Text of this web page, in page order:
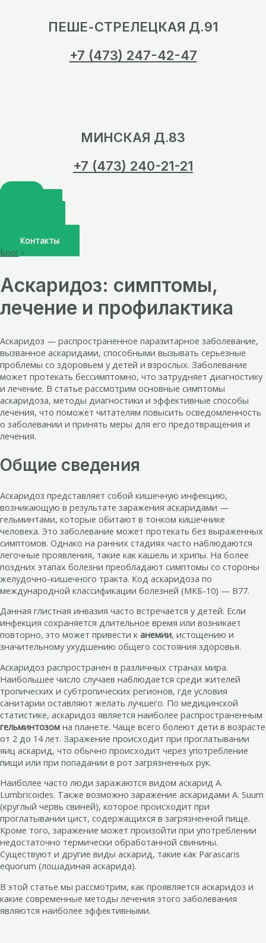
ПЕШЕ-СТРЕЛЕЦКАЯ Д.91
+7 (473) 247-42-47
МИНСКАЯ Д.83
+7 (473) 240-21-21
Контакты
Блог ›
Аскаридоз: симптомы,
лечение и профилактика
Аскаридоз — распространенное паразитарное заболевание,
вызванное аскаридами, способными вызывать серьезные
проблемы со здоровьем у детей и взрослых. Заболевание
может протекать бессимптомно, что затрудняет диагностику
и лечение. В статье рассмотрим основные симптомы
аскаридоза, методы диагностики и эффективные способы
лечения, что поможет читателям повысить осведомленность
о заболевании и принять меры для его предотвращения и
лечения.
Общие сведения
Аскаридоз представляет собой кишечную инфекцию,
возникающую в результате заражения аскаридами —
гельминтами, которые обитают в тонком кишечнике
человека. Это заболевание может протекать без выраженных
симптомов. Однако на ранних стадиях часто наблюдаются
легочные проявления, такие как кашель и хрипы. На более
поздних этапах болезни преобладают симптомы со стороны
желудочно-кишечного тракта. Код аскаридоза по
международной классификации болезней (МКБ-10) — B77.
Данная глистная инвазия часто встречается у детей. Если
инфекция сохраняется длительное время или возникает
повторно, это может привести к анемии, истощению и
значительному ухудшению общего состояния здоровья.
Аскаридоз распространен в различных странах мира.
Наибольшее число случаев наблюдается среди жителей
тропических и субтропических регионов, где условия
санитарии оставляют желать лучшего. По медицинской
статистике, аскаридоз является наиболее распространенным
гельминтозом на планете. Чаще всего болеют дети в возрасте
от 2 до 14 лет. Заражение происходит при проглатывании
яиц аскарид, что обычно происходит через употребление
пищи или при попадании в рот загрязненных рук.
Наиболее часто люди заражаются видом аскарид A.
Lumbricoides. Также возможно заражение аскаридами A. Suum
(круглый червь свиней), которое происходит при
проглатывании цист, содержащихся в загрязненной пище.
Кроме того, заражение может произойти при употреблении
недостаточно термически обработанной свинины.
Существуют и другие виды аскарид, такие как Parascaris
equorum (лошадиная аскарида).
В этой статье мы рассмотрим, как проявляется аскаридоз и
какие современные методы лечения этого заболевания
являются наиболее эффективными.